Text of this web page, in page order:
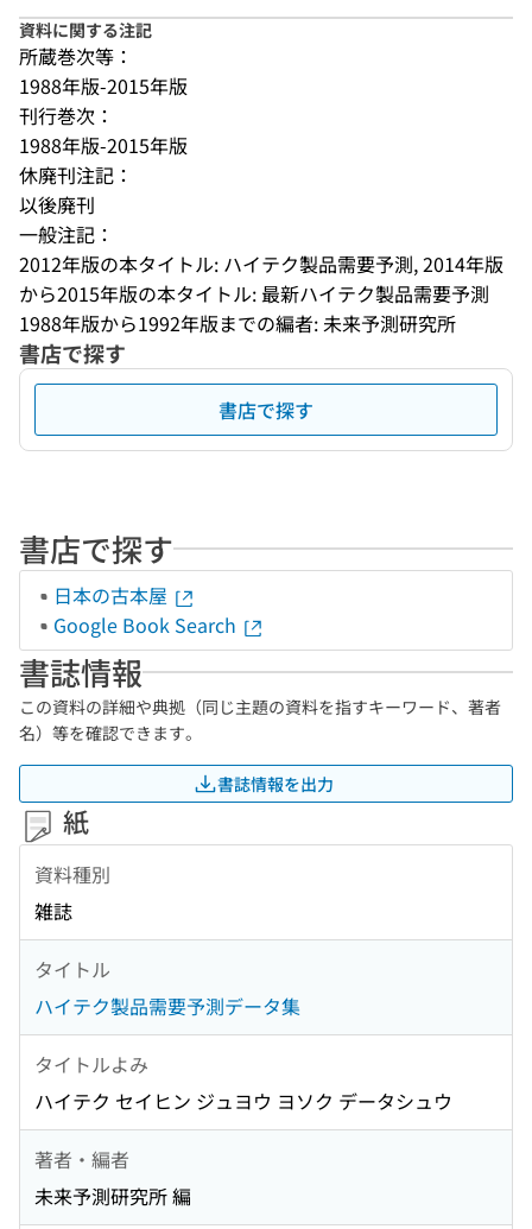
資料に関する注記
所蔵巻次等：
1988年版-2015年版
刊行巻次：
1988年版-2015年版
休廃刊注記：
以後廃刊
一般注記：
2012年版の本タイトル: ハイテク製品需要予測, 2014年版
から2015年版の本タイトル: 最新ハイテク製品需要予測
1988年版から1992年版までの編者: 未来予測研究所
書店で探す
書店で探す
書店で探す
日本の古本屋
Google Book Search
書誌情報
この資料の詳細や典拠（同じ主題の資料を指すキーワード、著者
名）等を確認できます。
書誌情報を出力
紙
資料種別
雑誌
タイトル
ハイテク製品需要予測データ集
タイトルよみ
ハイテク セイヒン ジュヨウ ヨソク データシュウ
著者・編者
未来予測研究所 編